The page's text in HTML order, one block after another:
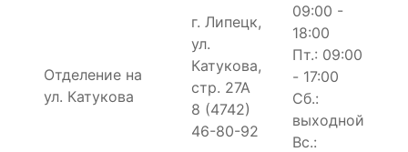
Отделение на
ул. Катукова
г. Липецк,
ул.
Катукова,
стр. 27А
8 (4742)
46-80-92
09:00 -
18:00
Пт.: 09:00
- 17:00
Сб.:
выходной
Вс.: